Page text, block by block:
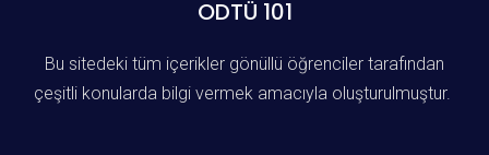
ODTÜ 101
Bu sitedeki tüm içerikler gönüllü öğrenciler tarafından
çeşitli konularda bilgi vermek amacıyla oluşturulmuştur.